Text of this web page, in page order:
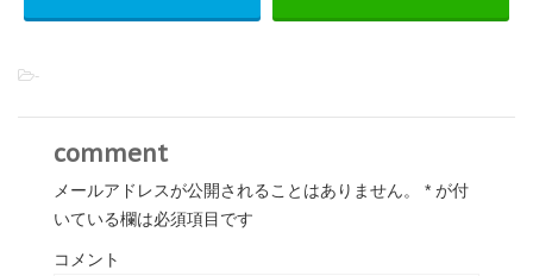
-
comment
メールアドレスが公開されることはありません。 * が付
いている欄は必須項目です
コメント